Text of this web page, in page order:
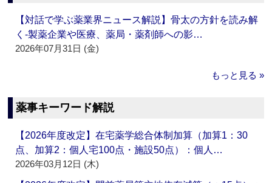
【対話で学ぶ薬業界ニュース解説】骨太の方針を読み解
く‐製薬企業や医療、薬局・薬剤師への影…
2026年07月31日 (金)
もっと見る »
薬事キーワード解説
【2026年度改定】在宅薬学総合体制加算（加算1：30
点、加算2：個人宅100点・施設50点）：個人…
2026年03月12日 (木)